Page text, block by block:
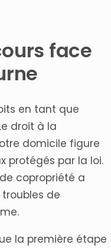
face
en tant que
droit à la
domicile figure
protégés par la loi.
copropriété a
de
la première étape